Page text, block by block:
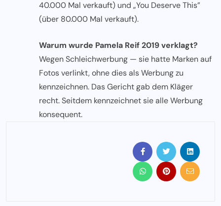
40.000 Mal verkauft) und „You Deserve This”
(über 80.000 Mal verkauft).
Warum wurde Pamela Reif 2019 verklagt?
Wegen Schleichwerbung — sie hatte Marken auf
Fotos verlinkt, ohne dies als Werbung zu
kennzeichnen. Das Gericht gab dem Kläger
recht. Seitdem kennzeichnet sie alle Werbung
konsequent.